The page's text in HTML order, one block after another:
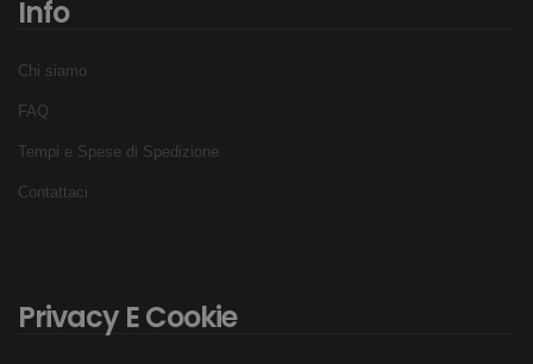
Info
Chi siamo
FAQ
Tempi e Spese di Spedizione
Contattaci
Privacy E Cookie